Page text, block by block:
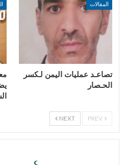
المقالات
تصاعـد عمليات اليمن لـكسر
الحـصار
NEXT